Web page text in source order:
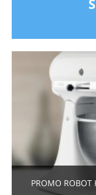
PROMO ROBOT